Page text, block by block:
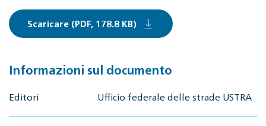
Scaricare (PDF, 178.8 KB)
Informazioni sul documento
Editori Ufficio federale delle strade USTRA